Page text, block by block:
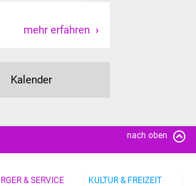
Vereine und Parteien
mehr erfahren
Kalender
nach oben
& SERVICE KULTUR & FREIZEIT